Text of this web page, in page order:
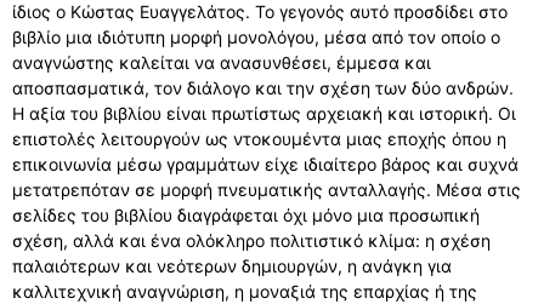
ίδιος ο Κώστας Ευαγγελάτος. Το γεγονός αυτό προσδίδει στο
βιβλίο μια ιδιότυπη μορφή μονολόγου, μέσα από τον οποίο ο
αναγνώστης καλείται να ανασυνθέσει, έμμεσα και
αποσπασματικά, τον διάλογο και την σχέση των δύο ανδρών.
Η αξία του βιβλίου είναι πρωτίστως αρχειακή και ιστορική. Οι
επιστολές λειτουργούν ως ντοκουμέντα μιας εποχής όπου η
επικοινωνία μέσω γραμμάτων είχε ιδιαίτερο βάρος και συχνά
μετατρεπόταν σε μορφή πνευματικής ανταλλαγής. Μέσα στις
σελίδες του βιβλίου διαγράφεται όχι μόνο μια προσωπική
σχέση, αλλά και ένα ολόκληρο πολιτιστικό κλίμα: η σχέση
παλαιότερων και νεότερων δημιουργών, η ανάγκη για
καλλιτεχνική αναγνώριση, η μοναξιά της επαρχίας ή της